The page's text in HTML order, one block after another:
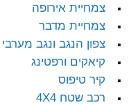
צמחיית אירופה
צמחיית מדבר
צפון הנגב ונגב מערבי
קיאקים ורפטינג
קיר טיפוס
רכב שטח 4X4